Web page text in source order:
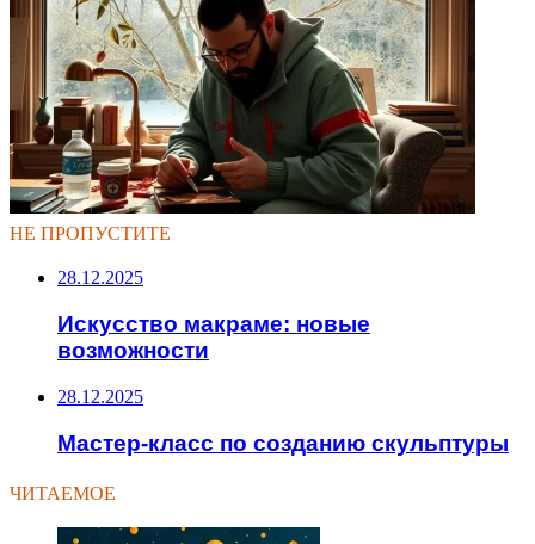
НЕ ПРОПУСТИТЕ
28.12.2025
Искусство макраме: новые
возможности
28.12.2025
Мастер-класс по созданию скульптуры
ЧИТАЕМОЕ